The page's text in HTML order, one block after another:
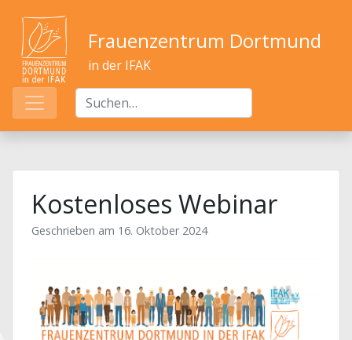
Frauenzentrum Dortmund
in der IFAK
Kostenloses Webinar
Geschrieben am 16. Oktober 2024